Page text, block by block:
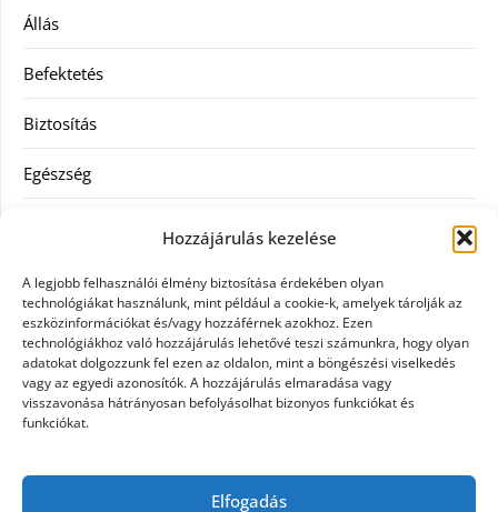
Hozzájárulás kezelése
A legjobb felhasználói élmény biztosítása érdekében olyan
technológiákat használunk, mint például a cookie-k, amelyek tárolják az
eszközinformációkat és/vagy hozzáférnek azokhoz. Ezen
technológiákhoz való hozzájárulás lehetővé teszi számunkra, hogy olyan
adatokat dolgozzunk fel ezen az oldalon, mint a böngészési viselkedés
vagy az egyedi azonosítók. A hozzájárulás elmaradása vagy
visszavonása hátrányosan befolyásolhat bizonyos funkciókat és
funkciókat.
Elfogadás
Állás
Befektetés
Biztosítás
Egészség
Ingatlan
Művészetek és szórakozás
Múzeumok
Szolgáltatás
Szórakozás